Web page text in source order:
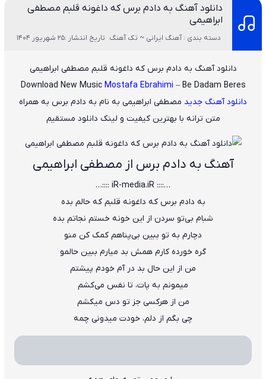
دانلود آهنگ به دادم برس که داغونه قلبم مصطفی
ابراهیمی
دسته بندی : آهنگ ایرانی ~ تک آهنگ تاریخ انتشار :25 شهریور 1404
دانلود آهنگ به دادم برس که داغونه قلبم مصطفی ابراهیمی
Download New MusicMostafa Ebrahimi – Be Dadam Beres
دانلود آهنگ جدید مصطفی ابراهیمی به نام به دادم برس به همراه
متن ترانه با بهترین کیفیت و لینک دانلود مستقیم
آهنگ به دادم برس از مصطفی ابراهیمی
…:::: iR-media.iR ::::…
به دادم برس که داغونه قلبم که حالم بده
شبام بی‌تو سردن از این خونه خستم نجاتم بده
دچارم به تو ببین بی‌پناهم کمک کن منو
گره خورده کارم همش بد میارم ببین حالمو
من از این حال بد در آم خودم پیشتم
میمونم به پات، تا نفس می‌کشم
من از هرکسی جز تو دس میکشم
چی بگم از دلم، خودت میدونی چمه